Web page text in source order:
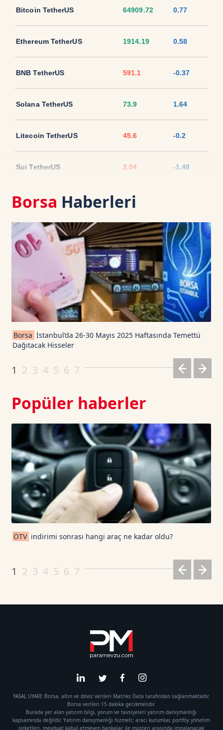
Bitcoin TetherUS 64909.72 0.77
Ethereum TetherUS 1914.19 0.58
BNB TetherUS 591.1 -0.37
Solana TetherUS 73.9 1.64
Litecoin TetherUS 45.6 -0.2
Sui TetherUS 2.04 -1.48
Ripple TetherUS 1.0304
USD Coin TetherUS 1.0004 -0.04
1.0003 0
TRON TetherUS 0.3277 0.12
Cardano TetherUS 0.201 0.35
Borsa Haberleri
Borsa İstanbul’da 26-30 Mayıs 2025 Haftasında Temettü
Dağıtacak Hisseler
1 2 3 4 5 6 7
Popüler haberler
ÖTV indirimi sonrası hangi araç ne kadar oldu?
1 2 3 4 5 6 7
YASAL UYARI: Borsa, altın ve döviz verileri Matriks Data tarafından sağlanmaktadır.
Borsa verileri 15 dakika gecikmelidir.
Burada yer alan yatırım bilgi, yorum ve tavsiyeleri yatırım danışmanlığı
kapsamında değildir. Yatırım danışmanlığı hizmeti; aracı kurumlar, portföy yönetim
şirketleri, mevduat kabul etmeyen bankalar ile müşteri arasında imzalanacak